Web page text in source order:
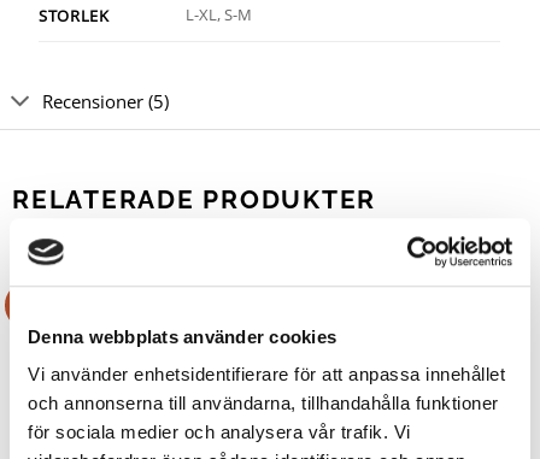
Denna webbplats använder cookies
Vi använder enhetsidentifierare för att anpassa innehållet
och annonserna till användarna, tillhandahålla funktioner
för sociala medier och analysera vår trafik. Vi
STORLEK L-XL, S-M
Recensioner (5)
RELATERADE PRODUKTER